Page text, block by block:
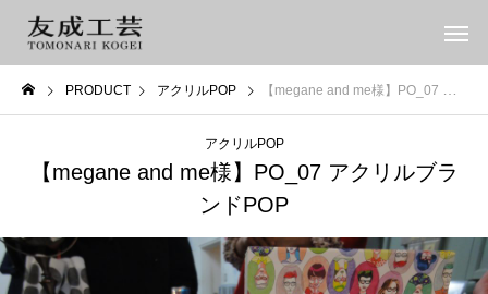
PRODUCT アクリルPOP 【megane and me様】PO_07 アクリルブランドPOP
アクリルPOP
【megane and me様】PO_07 アクリルブラ
ンドPOP